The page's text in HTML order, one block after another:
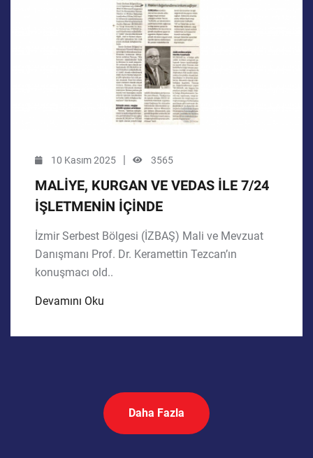
10 Kasım 2025 | 3565
MALİYE, KURGAN VE VEDAS İLE 7/24
İŞLETMENİN İÇİNDE
İzmir Serbest Bölgesi (İZBAŞ) Mali ve Mevzuat
Danışmanı Prof. Dr. Keramettin Tezcan’ın
konuşmacı old..
Devamını Oku
Daha Fazla